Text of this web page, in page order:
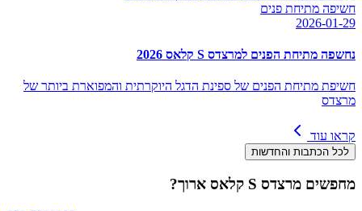
חשיפה מתיחת פנים
2026-01-29
נחשפה מתיחת הפנים למרצדס S קלאס 2026
חשיפת מתיחת הפנים של ספינת הדגל היוקרתית והמפוארת ביותר של
מרצדס
קראו עוד
לכל הכתבות והחדשות
מחפשים מרצדס S קלאס ארוך ?